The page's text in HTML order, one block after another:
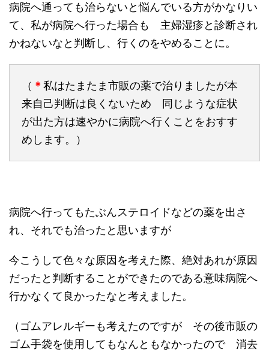
病院へ通っても治らないと悩んでいる方がかなりい
て、私が病院へ行った場合も 主婦湿疹と診断され
かねないなと判断し、行くのをやめることに。
（ ＊ 私はたまたま市販の薬で治りましたが本
来自己判断は良くないため 同じような症状
が出た方は速やかに病院へ行くことをおすす
めします。）
病院へ行ってもたぶんステロイドなどの薬を出さ
れ、それでも治ったと思いますが
今こうして色々な原因を考えた際、絶対あれが原因
だったと判断することができたのである意味病院へ
行かなくて良かったなと考えました。
（ゴムアレルギーも考えたのですが その後市販の
ゴム手袋を使用してもなんともなかったので 消去